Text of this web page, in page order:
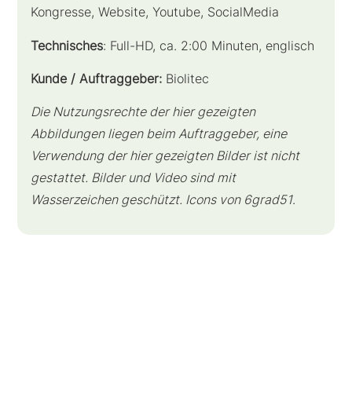
Kongresse, Website, Youtube, SocialMedia
Technisches: Full-HD, ca. 2:00 Minuten, englisch
Kunde / Auftraggeber: Biolitec
Die Nutzungsrechte der hier gezeigten
Abbildungen liegen beim Auftraggeber, eine
Verwendung der hier gezeigten Bilder ist nicht
gestattet. Bilder und Video sind mit
Wasserzeichen geschützt. Icons von 6grad51.